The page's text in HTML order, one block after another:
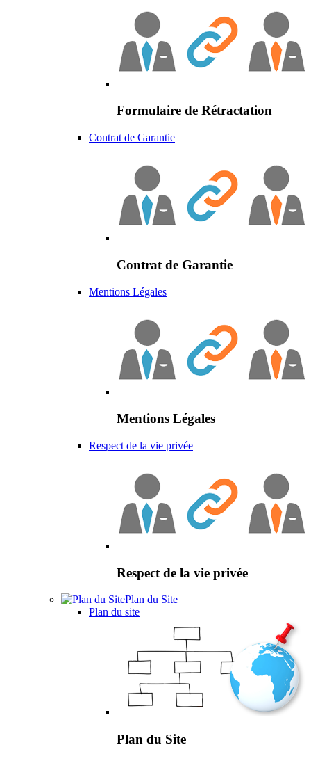
Formulaire de Rétractation
Contrat de Garantie
Contrat de Garantie
Mentions Légales
Mentions Légales
Respect de la vie privée
Respect de la vie privée
Plan du Site
Plan du site
Plan du Site